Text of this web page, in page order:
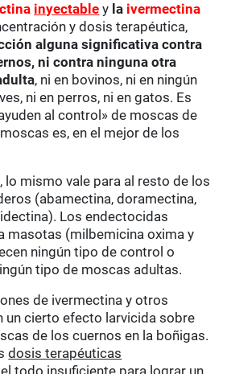
inyectable y la ivermectina
y dosis terapéutica,
alguna significativa contra
ni contra ninguna otra
, ni en bovinos, ni en ningún
ni en perros, ni en gatos. Es
al control» de moscas de
es, en el mejor de los
mismo vale para al resto de los
(abamectina, doramectina,
Los endectocidas
masotas (milbemicina oxima y
ningún tipo de control o
tipo de moscas adultas.
de ivermectina y otros
un cierto efecto larvicida sobre
de los cuernos en la boñigas.
dosis terapéuticas